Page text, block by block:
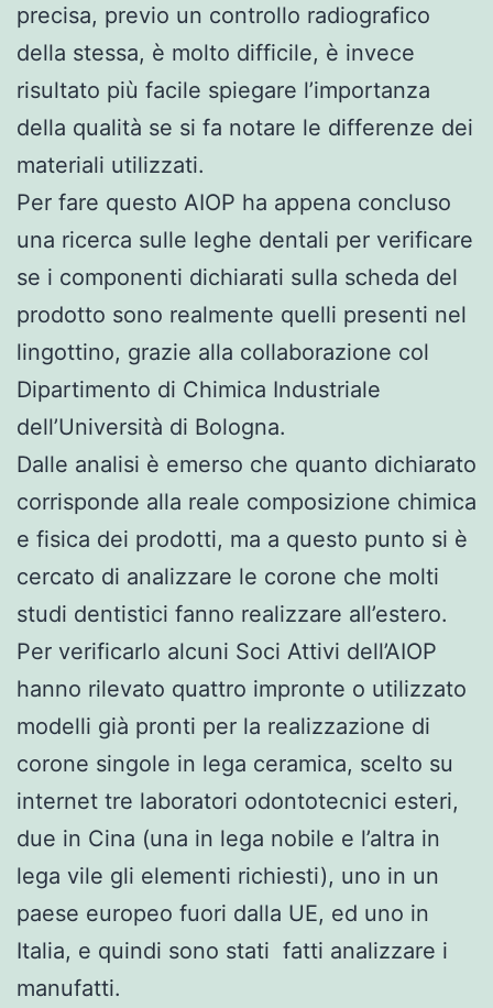
precisa, previo un controllo radiografico
della stessa, è molto difficile, è invece
risultato più facile spiegare l’importanza
della qualità se si fa notare le differenze dei
materiali utilizzati.
Per fare questo AIOP ha appena concluso
una ricerca sulle leghe dentali per verificare
se i componenti dichiarati sulla scheda del
prodotto sono realmente quelli presenti nel
lingottino, grazie alla collaborazione col
Dipartimento di Chimica Industriale
dell’Università di Bologna.
Dalle analisi è emerso che quanto dichiarato
corrisponde alla reale composizione chimica
e fisica dei prodotti, ma a questo punto si è
cercato di analizzare le corone che molti
studi dentistici fanno realizzare all’estero.
Per verificarlo alcuni Soci Attivi dell’AIOP
hanno rilevato quattro impronte o utilizzato
modelli già pronti per la realizzazione di
corone singole in lega ceramica, scelto su
internet tre laboratori odontotecnici esteri,
due in Cina (una in lega nobile e l’altra in
lega vile gli elementi richiesti), uno in un
paese europeo fuori dalla UE, ed uno in
Italia, e quindi sono stati fatti analizzare i
manufatti.